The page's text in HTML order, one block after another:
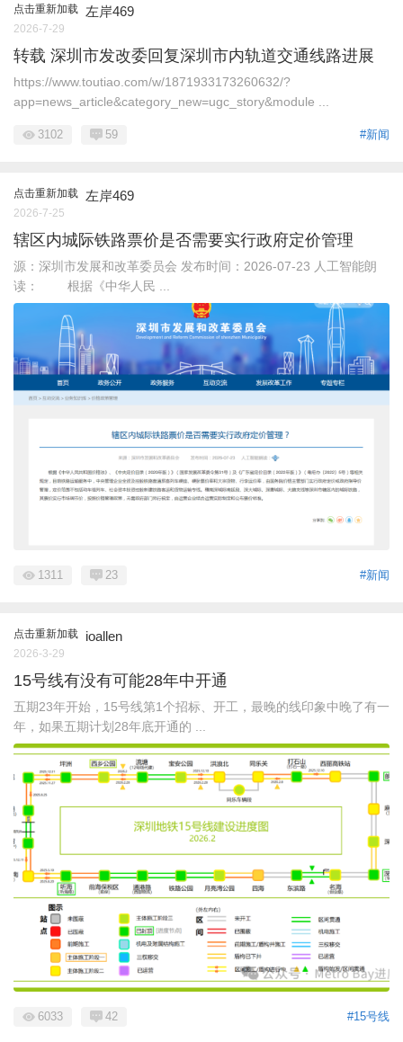
点击重新加载 左岸469
2026-7-29
转载 深圳市发改委回复深圳市内轨道交通线路进展
https://www.toutiao.com/w/1871933173260632/?
app=news_article&category_new=ugc_story&module ...
#新闻
3102 59
点击重新加载 左岸469
2026-7-25
辖区内城际铁路票价是否需要实行政府定价管理
源：深圳市发展和改革委员会 发布时间：2026-07-23 人工智能朗
读： 根据《中华人民 ...
#新闻
1311 23
点击重新加载 ioallen
2026-3-29
15号线有没有可能28年中开通
五期23年开始，15号线第1个招标、开工，最晚的线印象中晚了有一
年，如果五期计划28年底开通的 ...
#15号线
6033 42